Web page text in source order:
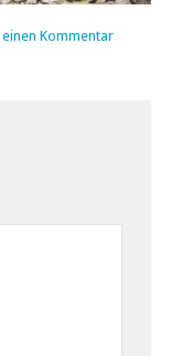
einen Kommentar